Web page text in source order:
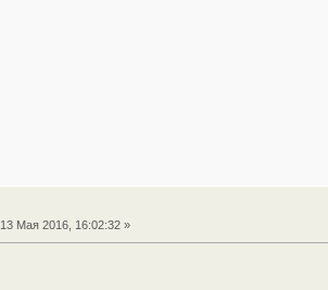
13 Мая 2016, 16:02:32 »